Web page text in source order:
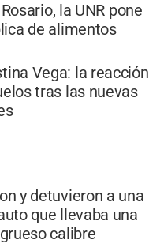
la UNR pone
de alimentos
Vega: la reacción
tras las nuevas
y detuvieron a una
que llevaba una
calibre